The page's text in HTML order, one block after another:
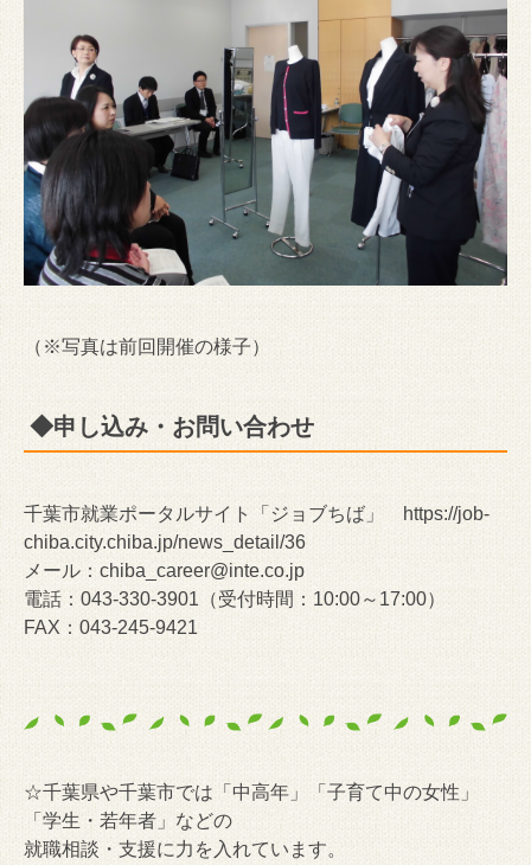
（※写真は前回開催の様子）
◆申し込み・お問い合わせ
千葉市就業ポータルサイト「ジョブちば」 https://job-
chiba.city.chiba.jp/news_detail/36
メール：chiba_career@inte.co.jp
電話：043-330-3901（受付時間：10:00～17:00）
FAX：043-245-9421
☆千葉県や千葉市では「中高年」「子育て中の女性」
「学生・若年者」などの
就職相談・支援に力を入れています。